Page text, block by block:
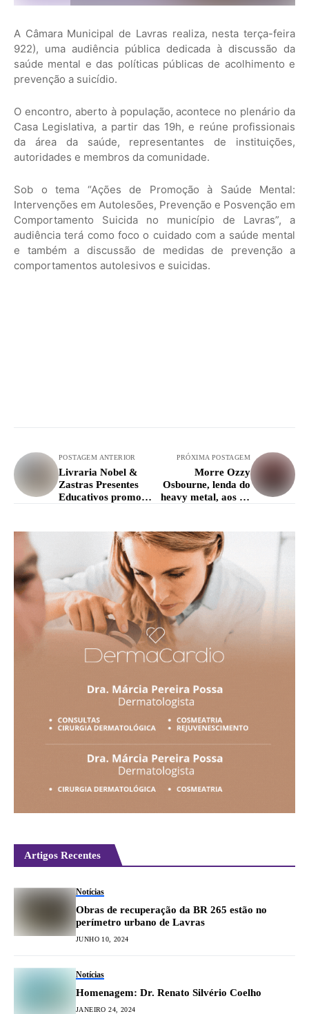
A Câmara Municipal de Lavras realiza, nesta terça-feira
922), uma audiência pública dedicada à discussão da
saúde mental e das políticas públicas de acolhimento e
prevenção a suicídio.
O encontro, aberto à população, acontece no plenário da
Casa Legislativa, a partir das 19h, e reúne profissionais
da área da saúde, representantes de instituições,
autoridades e membros da comunidade.
Sob o tema “Ações de Promoção à Saúde Mental:
Intervenções em Autolesões, Prevenção e Posvenção em
Comportamento Suicida no município de Lavras”, a
audiência terá como foco o cuidado com a saúde mental
e também a discussão de medidas de prevenção a
comportamentos autolesivos e suicidas.
POSTAGEM ANTERIOR
Livraria Nobel &
Zastras Presentes
Educativos promove
PRÓXIMA POSTAGEM
Morre Ozzy
Osbourne, lenda do
heavy metal, aos 76
Artigos Recentes
Notícias
Obras de recuperação da BR 265 estão no
perímetro urbano de Lavras
JUNHO 10, 2024
Notícias
Homenagem: Dr. Renato Silvério Coelho
JANEIRO 24, 2024